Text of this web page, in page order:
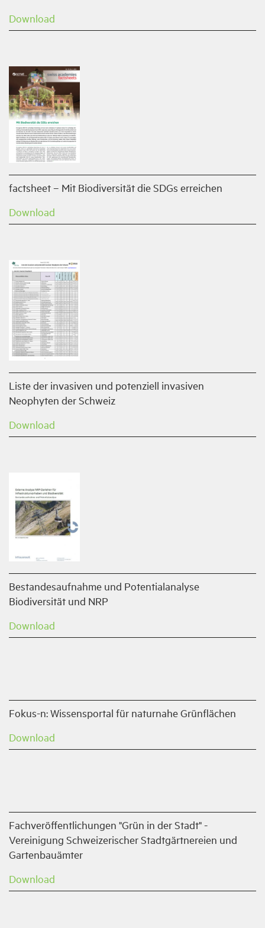
Download
factsheet – Mit Biodiversität die SDGs erreichen
Download
Liste der invasiven und potenziell invasiven
Neophyten der Schweiz
Download
Bestandesaufnahme und Potentialanalyse
Biodiversität und NRP
Download
Fokus-n: Wissensportal für naturnahe Grünflächen
Download
Fachveröffentlichungen "Grün in der Stadt" -
Vereinigung Schweizerischer Stadtgärtnereien und
Gartenbauämter
Download